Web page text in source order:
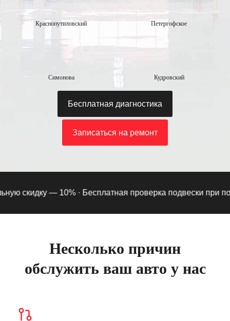
Краснопутиловский Петергофское
Симонова Кудровский
Бесплатная диагностика
Записаться на ремонт
скидку — 10% ·Бесплатная проверка подвески при
Несколько причин
обслужить ваш авто у нас